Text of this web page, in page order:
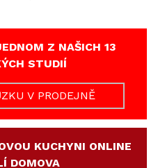
Z NAŠICH 13
STUDIÍ
V PRODEJNĚ
KUCHYNI ONLINE
DOMOVA